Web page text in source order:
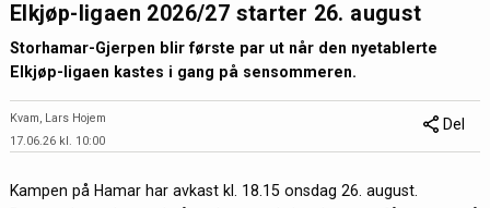
Elkjøp-ligaen 2026/27 starter 26. august
Storhamar-Gjerpen blir første par ut når den nyetablerte
Elkjøp-ligaen kastes i gang på sensommeren.
Kvam, Lars Hojem
17.06.26 kl. 10:00
Del
Kampen på Hamar har avkast kl. 18.15 onsdag 26. august.